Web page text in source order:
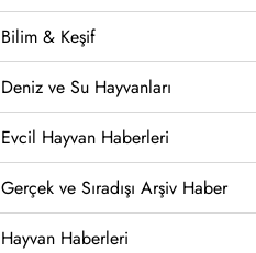
Kedi Alemi
Ayakta: Minnoş
Tüy
Yumaklarından
Şaşırtıcı
Haberler!
Bilim & Keşif
Deniz ve Su Hayvanları
Evcil Hayvan Haberleri
Gerçek ve Sıradışı Arşiv Haber
Hayvan Haberleri